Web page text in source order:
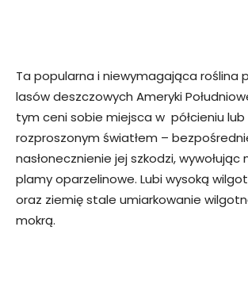
Ta popularna i niewymagająca roślina
lasów deszczowych Ameryki
tym ceni sobie miejsca w półcieniu lub
rozproszonym światłem –
nasłonecznienie jej szkodzi, wywołując
plamy oparzelinowe. Lubi wysoką
oraz ziemię stale umiarkowanie
mokrą.